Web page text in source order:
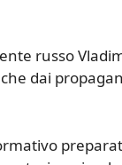
russo
dai